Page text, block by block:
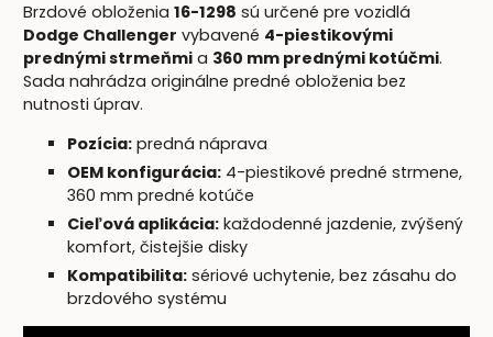
Brzdové obloženia16-1298 sú určené pre vozidlá
Dodge Challenger vybavené 4-piestikovými
prednými strmeňmi a 360 mm prednými kotúčmi.
Sada nahrádza originálne predné obloženia bez
nutnosti úprav.
Pozícia: predná náprava
OEM konfigurácia: 4-piestikové predné strmene,
360 mm predné kotúče
Cieľová aplikácia: každodenné jazdenie, zvýšený
komfort, čistejšie disky
Kompatibilita: sériové uchytenie, bez zásahu do
brzdového systému